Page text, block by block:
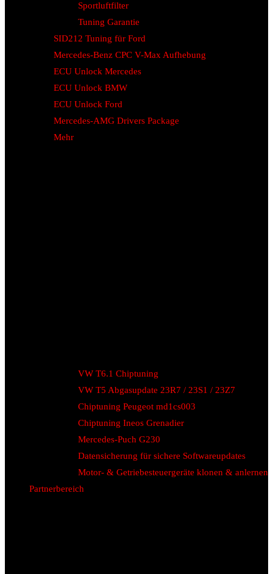
Sportluftfilter
Tuning Garantie
SID212 Tuning für Ford
Mercedes-Benz CPC V-Max Aufhebung
ECU Unlock Mercedes
ECU Unlock BMW
ECU Unlock Ford
Mercedes-AMG Drivers Package
Mehr
VW T6.1 Chiptuning
VW T5 Abgasupdate 23R7 / 23S1 / 23Z7
Chiptuning Peugeot md1cs003
Chiptuning Ineos Grenadier
Mercedes-Puch G230
Datensicherung für sichere Softwareupdates
Motor- & Getriebesteuergeräte klonen & anlernen
Partnerbereich